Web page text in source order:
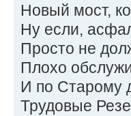
Новый мост,
Ну если,
Просто не
Плохо
И по Старому
Трудовые